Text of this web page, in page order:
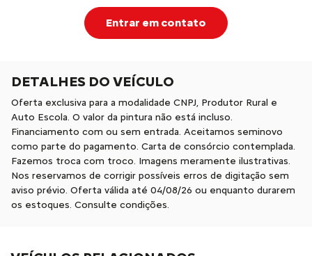
Entrar em contato
DETALHES DO VEÍCULO
Oferta exclusiva para a modalidade CNPJ, Produtor Rural e
Auto Escola. O valor da pintura não está incluso.
Financiamento com ou sem entrada. Aceitamos seminovo
como parte do pagamento. Carta de consórcio contemplada.
Fazemos troca com troco. Imagens meramente ilustrativas.
Nos reservamos de corrigir possíveis erros de digitação sem
aviso prévio. Oferta válida até 04/08/26 ou enquanto durarem
os estoques. Consulte condições.